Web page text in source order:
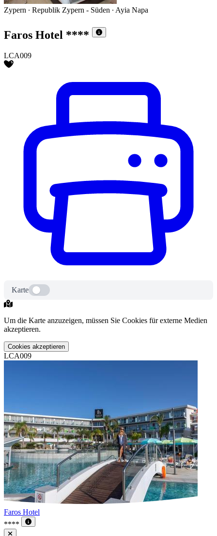
Zypern ∙ Republik Zypern - Süden ∙ Ayia Napa
Faros Hotel ****
LCA009
Karte
Um die Karte anzuzeigen, müssen Sie Cookies für externe Medien
akzeptieren.
Cookies akzeptieren
LCA009
Faros Hotel
****